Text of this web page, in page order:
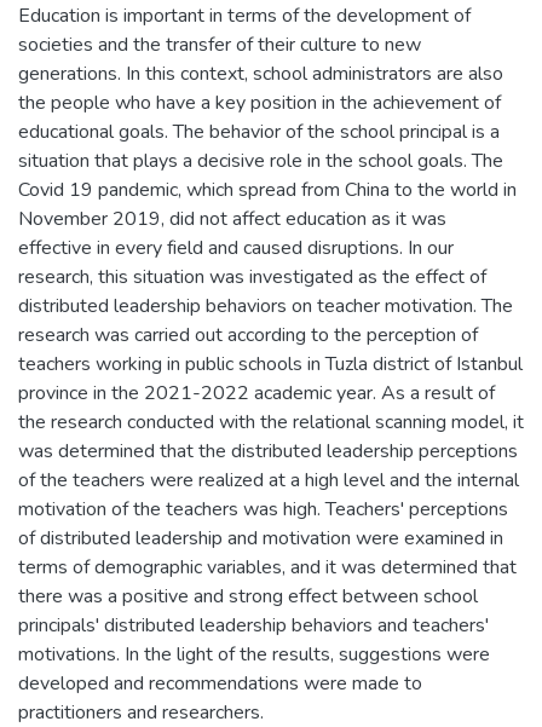
Education is important in terms of the development of
societies and the transfer of their culture to new
generations. In this context, school administrators are also
the people who have a key position in the achievement of
educational goals. The behavior of the school principal is a
situation that plays a decisive role in the school goals. The
Covid 19 pandemic, which spread from China to the world in
November 2019, did not affect education as it was
effective in every field and caused disruptions. In our
research, this situation was investigated as the effect of
distributed leadership behaviors on teacher motivation. The
research was carried out according to the perception of
teachers working in public schools in Tuzla district of Istanbul
province in the 2021-2022 academic year. As a result of
the research conducted with the relational scanning model, it
was determined that the distributed leadership perceptions
of the teachers were realized at a high level and the internal
motivation of the teachers was high. Teachers' perceptions
of distributed leadership and motivation were examined in
terms of demographic variables, and it was determined that
there was a positive and strong effect between school
principals' distributed leadership behaviors and teachers'
motivations. In the light of the results, suggestions were
developed and recommendations were made to
practitioners and researchers.